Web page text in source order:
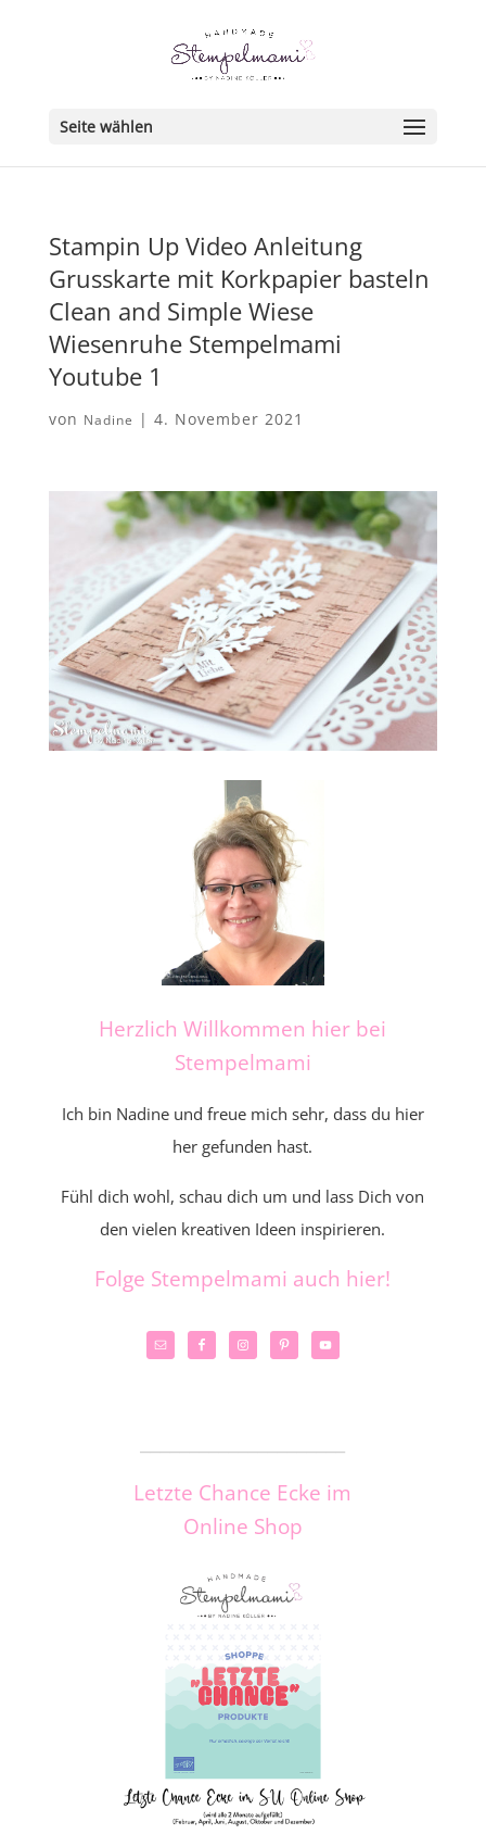
Seite wählen
Stampin Up Video Anleitung
Grusskarte mit Korkpapier basteln
Clean and Simple Wiese
Wiesenruhe Stempelmami
Youtube 1
von Nadine | 4. November 2021
Herzlich Willkommen hier bei
Stempelmami
Ich bin Nadine und freue mich sehr, dass du hier
her gefunden hast.
Fühl dich wohl, schau dich um und lass Dich von
den vielen kreativen Ideen inspirieren.
Folge Stempelmami auch hier!
Letzte Chance Ecke im
Online Shop